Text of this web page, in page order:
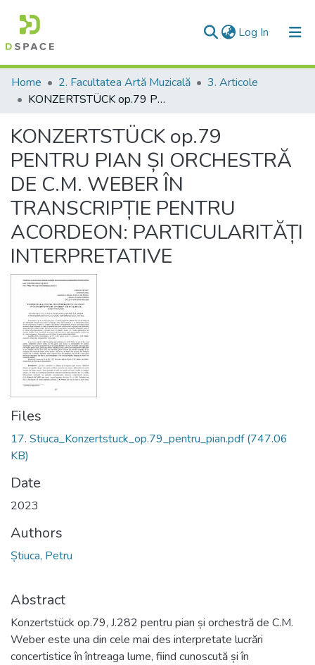
Log In (current)
Communities & Collections
All of DSpace
Statistics
Home 2. Facultatea Artă Muzicală
3. Articole
KONZERTSTÜCK op.79 PENTRU PIAN ȘI ORCHESTRĂ DE C.M. WEBER ÎN TRANSCRIPȚIE PENTRU ACORDEON: PARTICULARITĂȚI INTERPRETATIVE
KONZERTSTÜCK op.79
PENTRU PIAN ȘI ORCHESTRĂ
DE C.M. WEBER ÎN
TRANSCRIPȚIE PENTRU
ACORDEON: PARTICULARITĂȚI
INTERPRETATIVE
Files
17. Stiuca_Konzertstuck_op.79_pentru_pian.pdf(747.06
KB)
Date
2023
Authors
Știuca, Petru
Abstract
Konzertstück op.79, J.282 pentru pian și orchestră de C.M.
Weber este una din cele mai des interpretate lucrări
concertistice în întreaga lume, fiind cunoscută și în